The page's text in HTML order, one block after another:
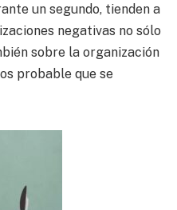
un segundo, tienden a
negativas no sólo
sobre la organización
probable que se